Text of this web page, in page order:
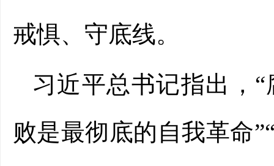
戒惧、守底线。
习近平总书记指出，
败是最彻底的自我革命